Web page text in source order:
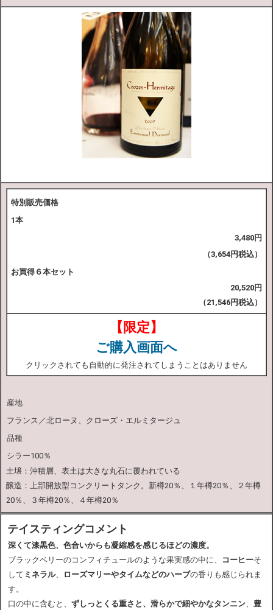
特別販売価格
1本
3,480円
（3,654円税込）
お買得６本セット
20,520円
（21,546円税込）
【限定】
ご購入画面へ
クリックされても自動的に発注されてしまうことはありません
産地
フランス／北ローヌ、クローズ・エルミタージュ
品種
シラー100％
土壌：沖積層、表土は大きな丸石に覆われている
醸造：上部開放型コンクリートタンク。新樽20％、１年樽20％、２年樽
20％、３年樽20％、４年樽20％
テイスティングコメント
深くて漆黒色、色合いからも凝縮感を感じるほどの濃度。
ブラックベリーのコンフィチュールのような果実感の中に、
コーヒーそ
して ミネラル、 ローズマリーやタイムなどのハーブの香りも感じられま
す。
口の中に含むと、 ずしっとくる重さと、滑らかで細やかなタンニン、 豊